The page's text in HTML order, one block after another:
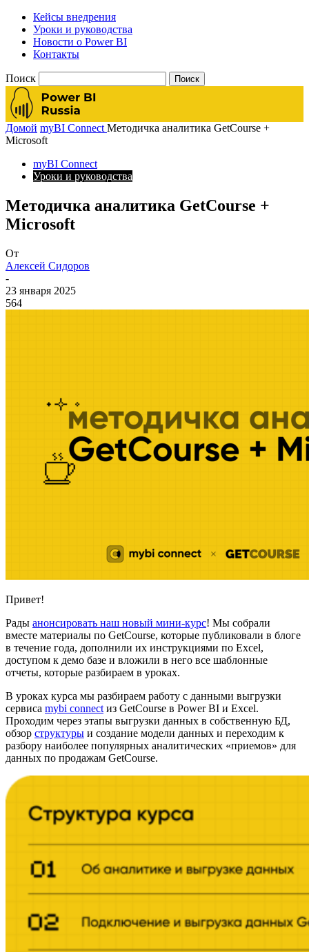
Кейсы внедрения
Уроки и руководства
Новости о Power BI
Контакты
Поиск
Домой myBI Connect Методичка аналитика GetCourse +
Microsoft
myBI Connect
Уроки и руководства
Методичка аналитика GetCourse +
Microsoft
От
Алексей Сидоров
-
23 января 2025
564
Привет!
Рады анонсировать наш новый мини-курс! Мы собрали
вместе материалы по GetCourse, которые публиковали в блоге
в течение года, дополнили их инструкциями по Excel,
доступом к демо базе и вложили в него все шаблонные
отчеты, которые разбираем в уроках.
В уроках курса мы разбираем работу с данными выгрузки
сервиса mybi connect из GetCourse в Power BI и Excel.
Проходим через этапы выгрузки данных в собственную БД,
обзор структуры и создание модели данных и переходим к
разбору наиболее популярных аналитических «приемов» для
данных по продажам GetCourse.